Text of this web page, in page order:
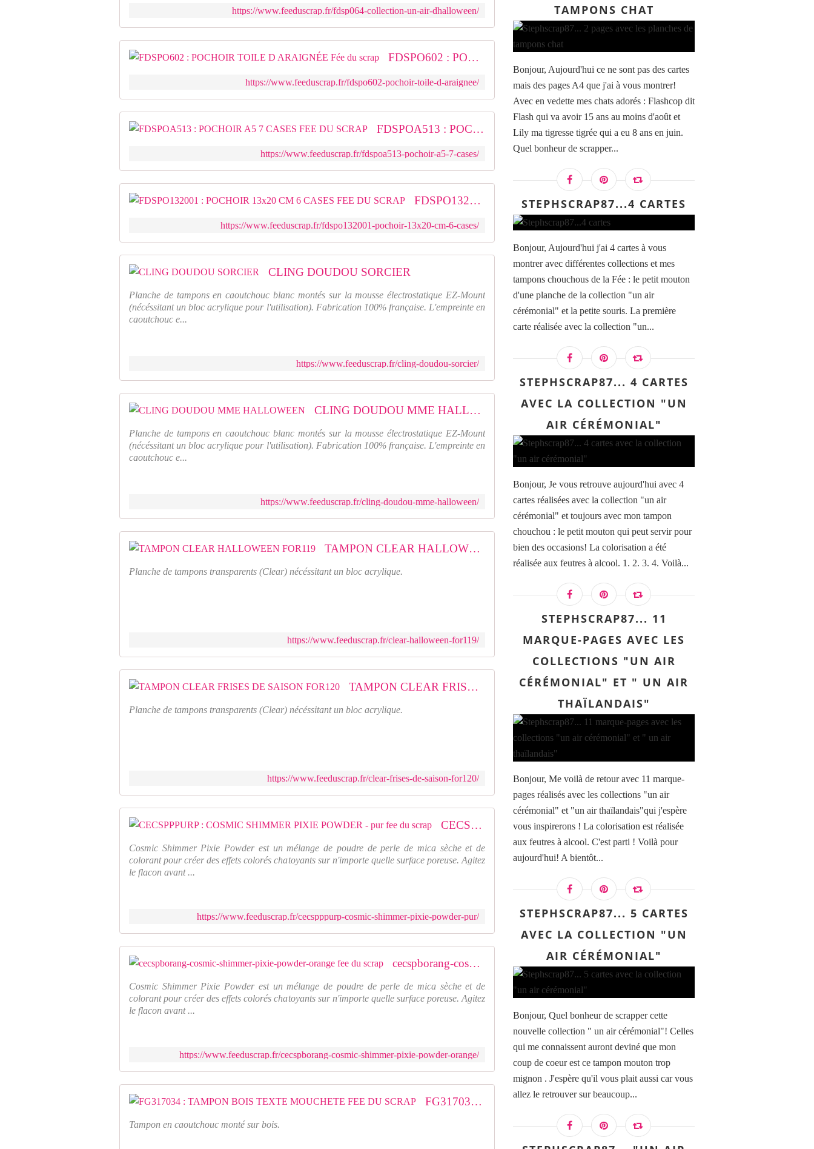
https://www.feeduscrap.fr/fdsp064-collection-un-air-dhalloween/
FDSPO602 : POCHOIR TOILE D ARAIGNÉE Fée du scrap
https://www.feeduscrap.fr/fdspo602-pochoir-toile-d-araignee/
FDSPOA513 : POCHOIR A5 7 CASES FEE DU SCRAP
https://www.feeduscrap.fr/fdspoa513-pochoir-a5-7-cases/
FDSPO132001 : POCHOIR 13x20 CM 6 CASES FEE DU SCRAP
https://www.feeduscrap.fr/fdspo132001-pochoir-13x20-cm-6-cases/
CLING DOUDOU SORCIER
Planche de tampons en caoutchouc blanc montés sur la mousse électrostatique EZ-Mount
(nécéssitant un bloc acrylique pour l'utilisation). Fabrication 100% française. L'empreinte en
caoutchouc e...
https://www.feeduscrap.fr/cling-doudou-sorcier/
CLING DOUDOU MME HALLOWEEN
Planche de tampons en caoutchouc blanc montés sur la mousse électrostatique EZ-Mount
(nécéssitant un bloc acrylique pour l'utilisation). Fabrication 100% française. L'empreinte en
caoutchouc e...
https://www.feeduscrap.fr/cling-doudou-mme-halloween/
TAMPON CLEAR HALLOWEEN FOR119
Planche de tampons transparents (Clear) nécéssitant un bloc acrylique.
https://www.feeduscrap.fr/clear-halloween-for119/
TAMPON CLEAR FRISES DE SAISON FOR120
Planche de tampons transparents (Clear) nécéssitant un bloc acrylique.
https://www.feeduscrap.fr/clear-frises-de-saison-for120/
CECSPPPURP : COSMIC SHIMMER PIXIE POWDER - pur fee du scrap
Cosmic Shimmer Pixie Powder est un mélange de poudre de perle de mica sèche et de
colorant pour créer des effets colorés chatoyants sur n'importe quelle surface poreuse. Agitez
le flacon avant ...
https://www.feeduscrap.fr/cecspppurp-cosmic-shimmer-pixie-powder-pur/
cecspborang-cosmic-shimmer-pixie-powder-orange fee du scrap
Cosmic Shimmer Pixie Powder est un mélange de poudre de perle de mica sèche et de
colorant pour créer des effets colorés chatoyants sur n'importe quelle surface poreuse. Agitez
le flacon avant ...
https://www.feeduscrap.fr/cecspborang-cosmic-shimmer-pixie-powder-orange/
FG317034 : TAMPON BOIS TEXTE MOUCHETE FEE DU SCRAP
Tampon en caoutchouc monté sur bois.
TAMPONS CHAT
Bonjour, Aujourd'hui ce ne sont pas des cartes
mais des pages A4 que j'ai à vous montrer!
Avec en vedette mes chats adorés : Flashcop dit
Flash qui va avoir 15 ans au moins d'août et
Lily ma tigresse tigrée qui a eu 8 ans en juin.
Quel bonheur de scrapper...
STEPHSCRAP87...4 CARTES
Bonjour, Aujourd'hui j'ai 4 cartes à vous
montrer avec différentes collections et mes
tampons chouchous de la Fée : le petit mouton
d'une planche de la collection "un air
cérémonial" et la petite souris. La première
carte réalisée avec la collection "un...
STEPHSCRAP87... 4 CARTES
AVEC LA COLLECTION "UN
AIR CÉRÉMONIAL"
Bonjour, Je vous retrouve aujourd'hui avec 4
cartes réalisées avec la collection "un air
cérémonial" et toujours avec mon tampon
chouchou : le petit mouton qui peut servir pour
bien des occasions! La colorisation a été
réalisée aux feutres à alcool. 1. 2. 3. 4. Voilà...
STEPHSCRAP87... 11
MARQUE-PAGES AVEC LES
COLLECTIONS "UN AIR
CÉRÉMONIAL" ET " UN AIR
THAÏLANDAIS"
Bonjour, Me voilà de retour avec 11 marque-
pages réalisés avec les collections "un air
cérémonial" et "un air thaïlandais"qui j'espère
vous inspirerons ! La colorisation est réalisée
aux feutres à alcool. C'est parti ! Voilà pour
aujourd'hui! A bientôt...
STEPHSCRAP87... 5 CARTES
AVEC LA COLLECTION "UN
AIR CÉRÉMONIAL"
Bonjour, Quel bonheur de scrapper cette
nouvelle collection " un air cérémonial"! Celles
qui me connaissent auront deviné que mon
coup de coeur est ce tampon mouton trop
mignon . J'espère qu'il vous plait aussi car vous
allez le retrouver sur beaucoup...